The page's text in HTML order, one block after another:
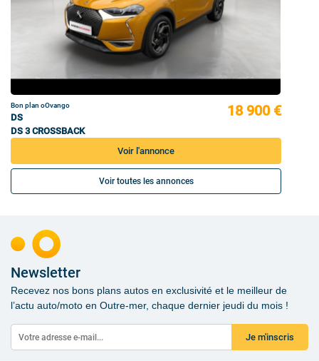
Bon plan oOvango
DS
DS 3 CROSSBACK
18 900 €
Voir l'annonce
Voir toutes les annonces
Newsletter
Recevez nos bons plans autos en exclusivité et le meilleur de
l’actu auto/moto en Outre-mer, chaque dernier jeudi du mois !
Je m'inscris